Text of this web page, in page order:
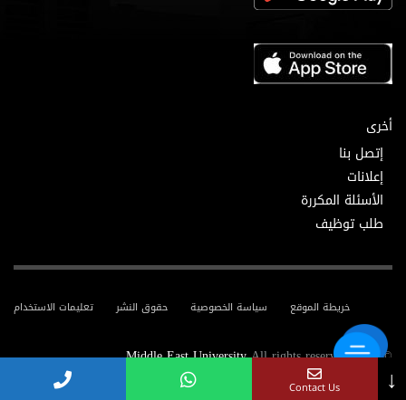
أخرى
إتصل بنا
إعلانات
الأسئلة المكررة
طلب توظيف
تعليمات الاستخدام حقوق النشر سياسة الخصوصية خريطة الموقع
© 2025
Middle East UniversityAll rights reserved.
↓
Contact Us